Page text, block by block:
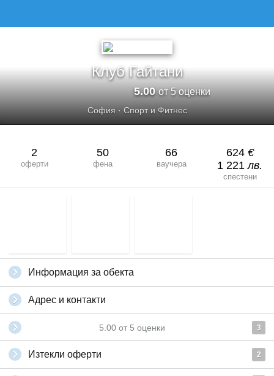
Клуб Гайтани
5.00от 5 оценки
София· Спорт и Фитнес
2
оферти
50
фена
66
ваучера
624 €
1 221лв.
спестени
Информация за обекта
Адрес и контакти
5.00 от 5 оценки 3
Изтекли оферти 2